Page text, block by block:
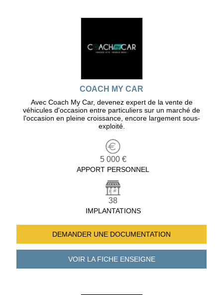
COACH MY CAR
Avec Coach My Car, devenez expert de la vente de
véhicules d'occasion entre particuliers sur un marché de
l'occasion en pleine croissance, encore largement sous-
exploité.
5 000 €
APPORT PERSONNEL
38
IMPLANTATIONS
DEMANDER UNE DOCUMENTATION
VOIR LA FICHEENSEIGNE